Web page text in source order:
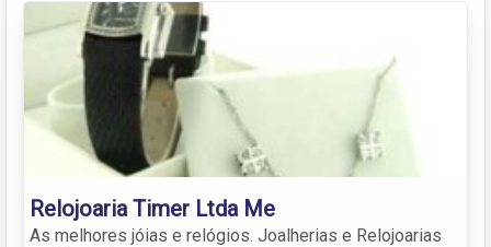
Relojoaria Timer Ltda Me
As melhores jóias e relógios. Joalherias e Relojoarias